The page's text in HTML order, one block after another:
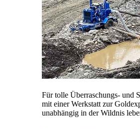
Für tolle Überraschungs- und
mit einer Werkstatt zur
unabhängig in der Wildnis